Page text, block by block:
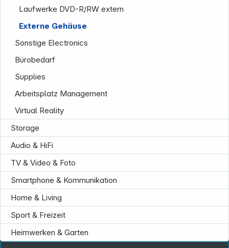
Laufwerke DVD-R/RW extern
Externe Gehäuse
Sonstige Electronics
Bürobedarf
Supplies
Arbeitsplatz Management
Virtual Reality
Storage
Audio & HiFi
TV & Video & Foto
Smartphone & Kommunikation
Home & Living
Sport & Freizeit
Heimwerken & Garten